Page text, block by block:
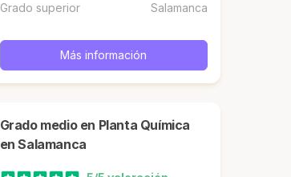
Grado superior Salamanca
Más información
Grado medio en Planta Química
en Salamanca